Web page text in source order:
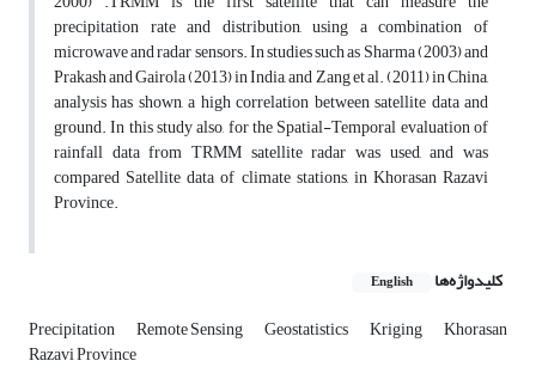
precipitation rate and distribution, using a combination of
microwave and radar sensors. In studies such as Sharma (2003) and
Prakash and Gairola (2013) in India, and Zang et al. (2011) in China,
analysis has shown, a high correlation between satellite data and
ground. In this study also, for the Spatial-Temporal evaluation of
rainfall data from TRMM satellite radar was used, and was
compared Satellite data of climate stations, in Khorasan Razavi
Province.
کلیدواژه‌ها English
Precipitation Remote Sensing Geostatistics Kriging Khorasan
Razavi Province